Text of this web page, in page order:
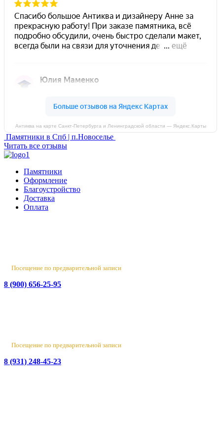
Антиква на карте Санкт‑Петербурга и Ленинградской области — Яндекс.Карты
Памятники в Спб | п.Новоселье
Читать все отзывы
Памятники
Оформление
Благоустройство
Доставка
Оплата
Посещение по предварительной записи
8 (900) 656-25-95
Посещение по предварительной записи
8 (931) 248-45-23